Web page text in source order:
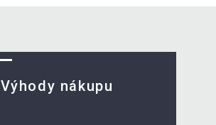
Výhody nákupu